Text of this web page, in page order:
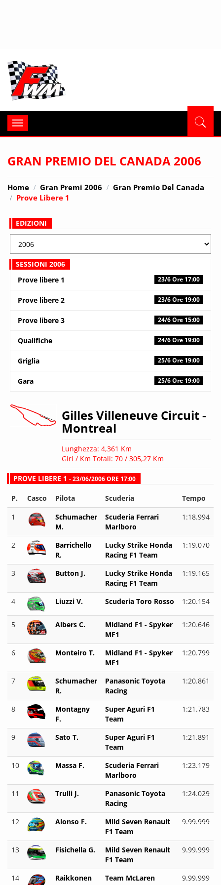
Toggle
navigation
GRAN PREMIO DEL CANADA 2006
Home Gran Premi 2006
Gran Premio Del Canada
Prove Libere 1
EDIZIONI
SESSIONI 2006
Prove libere 1
23/6 Ore 17:00
Prove libere 2 23/6 Ore 19:00
Prove libere 3 24/6 Ore 15:00
Qualifiche 24/6 Ore 19:00
Griglia 25/6 Ore 19:00
Gara 25/6 Ore 19:00
Gilles Villeneuve Circuit-
Montreal
Lunghezza: 4,361 Km
Giri / Km Totali: 70 / 305,27 Km
PROVE LIBERE 1 - 23/06/2006 ORE 17:00
P. Casco Pilota Scuderia
Tempo
1
Schumacher
M.
Scuderia Ferrari
Marlboro
1:18.994
2
Barrichello
R.
Lucky Strike Honda
Racing F1 Team
1:19.070
3 Button J.
Lucky Strike Honda
Racing F1 Team
1:19.165
4 Liuzzi V. Scuderia Toro Rosso 1:20.154
5 Albers C.
Midland F1 - Spyker
MF1
1:20.646
6 Monteiro T.
Midland F1 - Spyker
MF1
1:20.799
7
Schumacher
R.
Panasonic Toyota
Racing
1:20.861
8
Montagny
F.
Super Aguri F1
Team
1:21.783
9 Sato T.
Super Aguri F1
Team
1:21.891
10 Massa F.
Scuderia Ferrari
Marlboro
1:23.179
11 Trulli J.
Panasonic Toyota
Racing
1:24.029
12 Alonso F.
Mild Seven Renault
F1 Team
9.99.999
13 Fisichella G.
Mild Seven Renault
F1 Team
9.99.999
14
Raikkonen
Team McLaren
9.99.999